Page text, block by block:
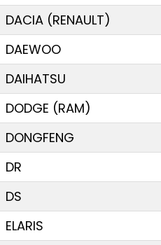
DACIA (RENAULT)
DAEWOO
DAIHATSU
DODGE (RAM)
DONGFENG
DR
DS
ELARIS